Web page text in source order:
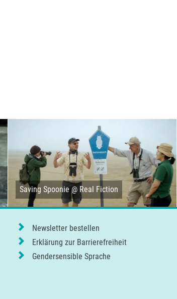
Saving Spoonie @ Real Fiction
Newsletter bestellen
Erklärung zur Barrierefreiheit
Gendersensible Sprache